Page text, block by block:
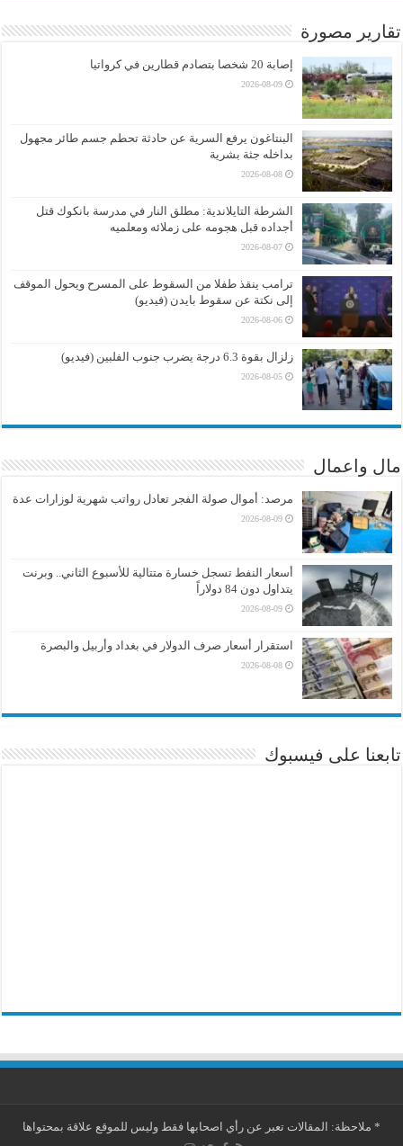
تقارير مصورة
إصابة 20 شخصا بتصادم قطارين في كرواتيا
2026-08-09
البنتاغون يرفع السرية عن حادثة تحطم جسم طائر مجهول
بداخله جثة بشرية
2026-08-08
الشرطة التايلاندية: مطلق النار في مدرسة بانكوك قتل
أجداده قبل هجومه على زملائه ومعلميه
2026-08-07
ترامب ينقذ طفلا من السقوط على المسرح ويحول الموقف
إلى نكتة عن سقوط بايدن (فيديو)
2026-08-06
زلزال بقوة 6.3 درجة يضرب جنوب الفلبين (فيديو)
2026-08-05
مال واعمال
مرصد: أموال صولة الفجر تعادل رواتب شهرية لوزارات عدة
2026-08-09
أسعار النفط تسجل خسارة متتالية للأسبوع الثاني.. وبرنت
يتداول دون 84 دولاراً
2026-08-09
استقرار أسعار صرف الدولار في بغداد وأربيل والبصرة
2026-08-08
تابعنا على فيسبوك
* ملاحظة: المقالات تعبر عن رأي اصحابها فقط وليس للموقع علاقة بمحتواها